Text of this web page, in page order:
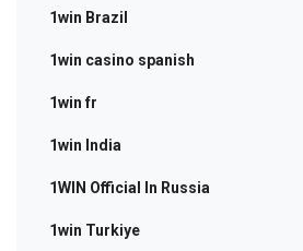
1win Brazil
1win casino spanish
1win fr
1win India
1WIN Official In Russia
1win Turkiye